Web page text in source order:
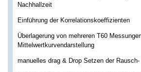
Nachhallzeit
Einführung der Korrelationskoeffizienten
Überlagerung von mehreren T60
Mittelwertkurvendarstellung
manuelles drag & Drop Setzen der